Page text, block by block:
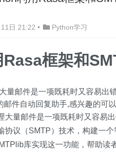
日 21:22 • Python学习
框架和
量邮件是一项既耗时又容易出
件自动回复助手,感兴趣的可以
大量邮件是一项既耗时又容易
协议（SMTP）技术，构建一
库实现这一功能，帮助